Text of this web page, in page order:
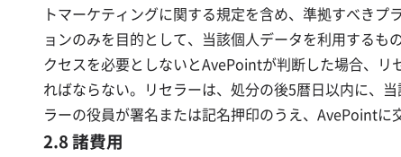
トマーケティングに関する規定を含め、準拠すべき
ョンのみを目的として、当該個人データを利用する
クセスを必要としないとAvePointが判断した場合、
ればならない。リセラーは、処分の後5暦日以内に、
ラーの役員が署名または記名押印のうえ、AvePointに
2.8 諸費用